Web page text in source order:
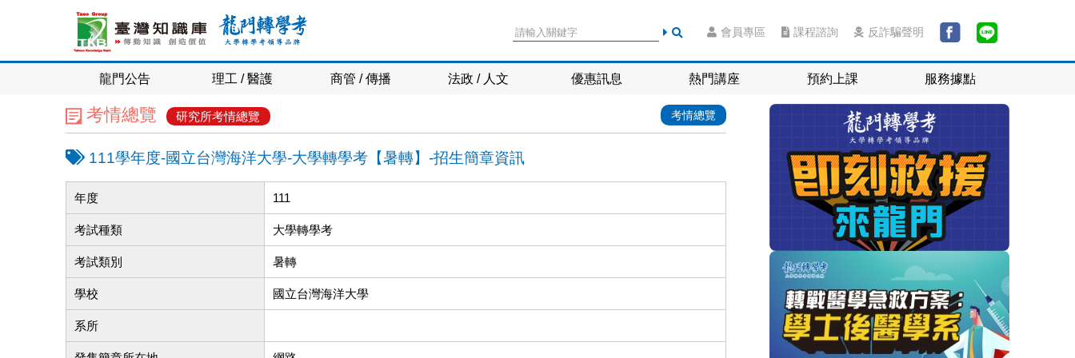
會員專區 課程諮詢 反詐騙聲明
龍門公告 理工 / 醫護 商管 / 傳播 法政 / 人文 優惠訊息 熱門講座 預約上課 服務據點
考情總覽 考情總覽
研究所考情總覽
111學年度-國立台灣海洋大學-大學轉學考【暑轉】-招生簡章資訊
年度 111
考試種類 大學轉學考
考試類別 暑轉
學校 國立台灣海洋大學
系所